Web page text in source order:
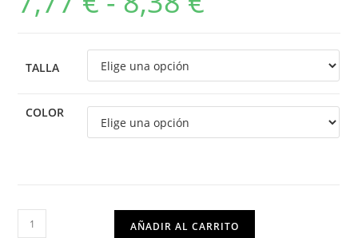
TALLA
COLOR
AÑADIR AL CARRITO